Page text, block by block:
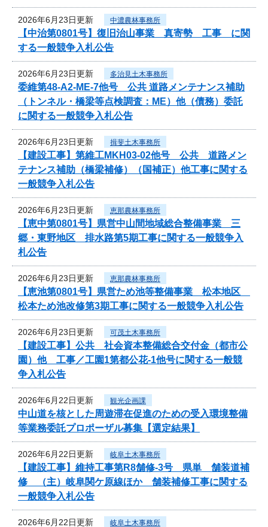
2026年6月23日更新 中濃農林事務所
【中治第0801号】復旧治山事業 真寄勢 工事 に関
する一般競争入札公告
2026年6月23日更新 多治見土木事務所
委維第48-A2-ME-7他号 公共 道路メンテナンス補助
（トンネル・橋梁等点検調査：ME）他（債務）委託
に関する一般競争入札公告
2026年6月23日更新 揖斐土木事務所
【建設工事】第維工MKH03-02他号 公共 道路メン
テナンス補助（橋梁補修）（国補正）他工事に関する
一般競争入札公告
2026年6月23日更新 恵那農林事務所
【恵中第0801号】県営中山間地域総合整備事業 三
郷・東野地区 排水路第5期工事に関する一般競争入
札公告
2026年6月23日更新 恵那農林事務所
【恵池第0801号】県営ため池等整備事業 松本地区
松本ため池改修第3期工事に関する一般競争入札公告
2026年6月23日更新 可茂土木事務所
【建設工事】公共 社会資本整備総合交付金（都市公
園）他 工事／工園1第都公花-1他号に関する一般競
争入札公告
2026年6月22日更新 観光企画課
中山道を核とした周遊滞在促進のための受入環境整備
等業務委託プロポーザル募集【選定結果】
2026年6月22日更新 岐阜土木事務所
【建設工事】維持工事第R8舗修-3号 県単 舗装道補
修 （主）岐阜関ケ原線ほか 舗装補修工事に関する
一般競争入札公告
2026年6月22日更新 岐阜土木事務所